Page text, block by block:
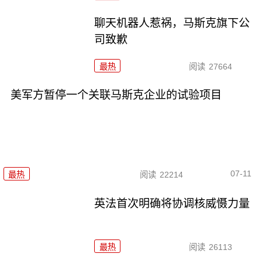
聊天机器人惹祸，马斯克旗下公
司致歉
最热 阅读 27664
美军方暂停一个关联马斯克企业的试验项目
最热 阅读 22214 07-11
英法首次明确将协调核威慑力量
最热 阅读 26113